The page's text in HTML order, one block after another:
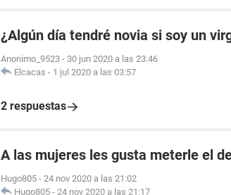
¿Algún día tendré novia si soy un
Anonimo_9523 - 30 jun 2020 a las 23:46
Elcacas - 1 jul 2020 a las 03:57
2 respuestas
A las mujeres les gusta meterle el
Hugo805 - 24 nov 2020 a las 21:02
Hugo805 - 24 nov 2020 a las 21:17